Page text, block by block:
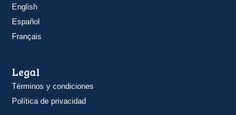
English
Español
Français
Legal
Términos y condiciones
Política de privacidad